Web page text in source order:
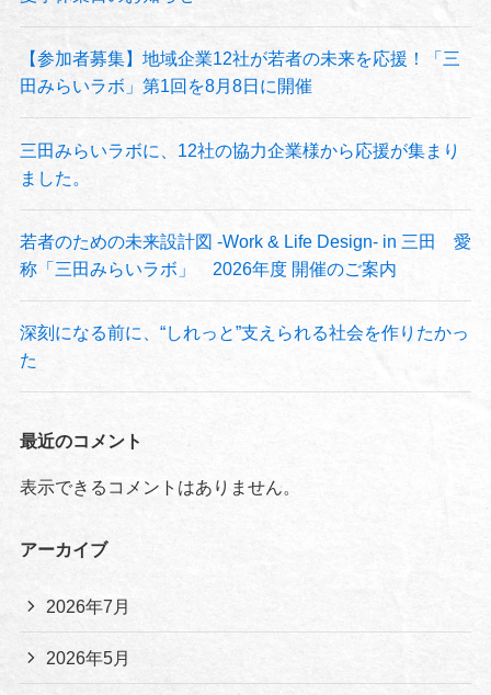
【参加者募集】地域企業12社が若者の未来を応援！「三
田みらいラボ」第1回を8月8日に開催
三田みらいラボに、12社の協力企業様から応援が集まり
ました。
若者のための未来設計図 -Work & Life Design- in 三田 愛
称「三田みらいラボ」 2026年度 開催のご案内
深刻になる前に、“しれっと”支えられる社会を作りたかっ
た
最近のコメント
表示できるコメントはありません。
アーカイブ
2026年7月
2026年5月